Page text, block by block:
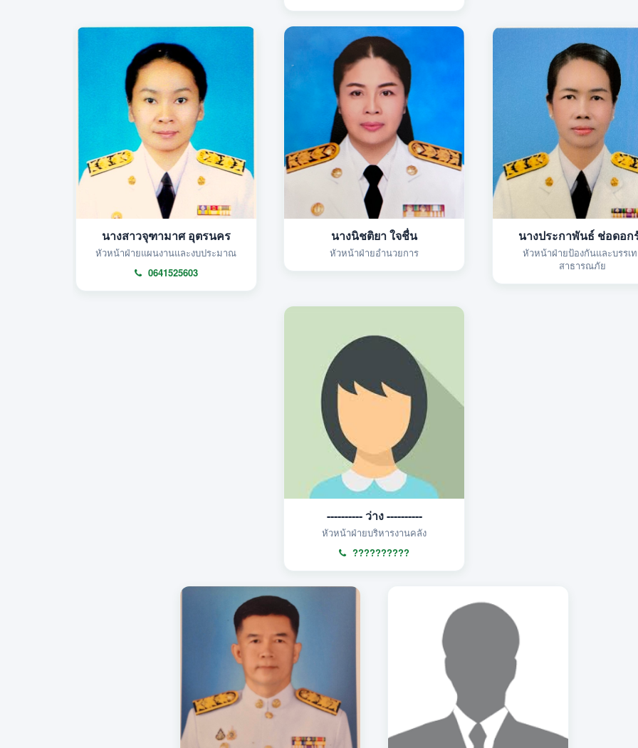
นางสาวจุฑามาศ อุตรนคร
หัวหน้าฝ่ายแผนงานและงบประมาณ
0641525603
นางนิชติยา ใจชื่น
หัวหน้าฝ่ายอำนวยการ
นางประกาพันธ์ ช่อดอก
หัวหน้าฝ่ายป้องกันและบรรเ
สาธารณภัย
---------- ว่าง ----------
หัวหน้าฝ่ายบริหารงานคลัง
??????????